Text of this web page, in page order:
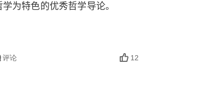
为特色的优秀哲学导论。
评论 12